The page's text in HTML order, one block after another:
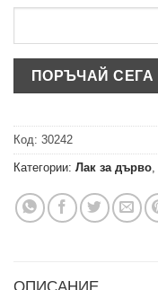
Код: 30242
Категории: Лак за дърво